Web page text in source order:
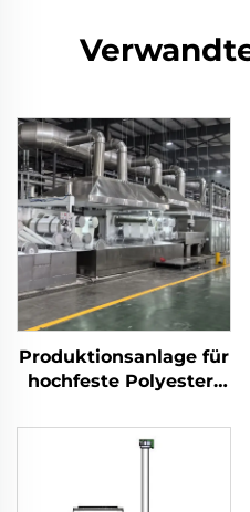
Produktionsanlage für
hochfeste Polyester-
Maschine zur
Herstellung von PSF
Stapelfasergewebe